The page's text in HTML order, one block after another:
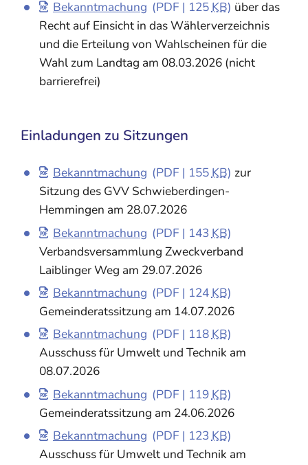
Bekanntmachung (PDF | 125 KB) über das
Recht auf Einsicht in das Wählerverzeichnis
und die Erteilung von Wahlscheinen für die
Wahl zum Landtag am 08.03.2026 (nicht
barrierefrei)
Einladungen zu Sitzungen
Bekanntmachung (PDF | 155KB) zur
Sitzung des GVV Schwieberdingen-
Hemmingen am 28.07.2026
Bekanntmachung (PDF | 143 KB)
Verbandsversammlung Zweckverband
Laiblinger Weg am 29.07.2026
Bekanntmachung (PDF | 124KB)
Gemeinderatssitzung am 14.07.2026
Bekanntmachung (PDF | 118KB)
Ausschuss für Umwelt und Technik am
08.07.2026
Bekanntmachung (PDF | 119 KB)
Gemeinderatssitzung am 24.06.2026
Bekanntmachung (PDF | 123KB)
Ausschuss für Umwelt und Technik am